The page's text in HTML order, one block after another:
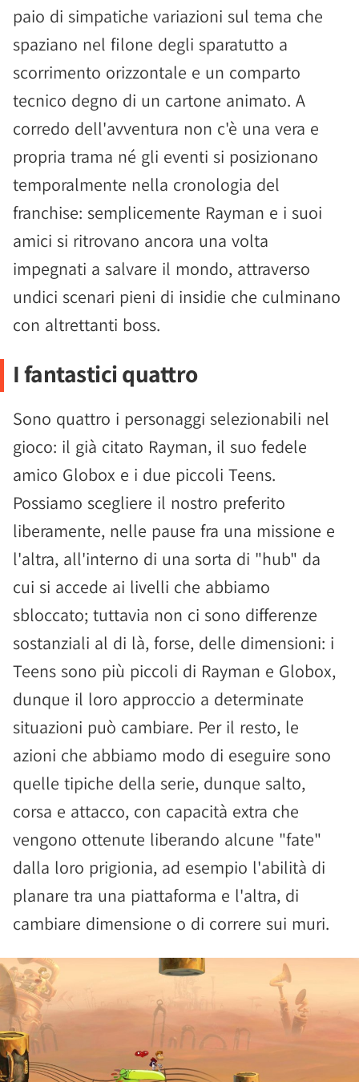
paio di simpatiche variazioni sul tema che
spaziano nel filone degli sparatutto a
scorrimento orizzontale e un comparto
tecnico degno di un cartone animato. A
corredo dell'avventura non c'è una vera e
propria trama né gli eventi si posizionano
temporalmente nella cronologia del
franchise: semplicemente Rayman e i suoi
amici si ritrovano ancora una volta
impegnati a salvare il mondo, attraverso
undici scenari pieni di insidie che culminano
con altrettanti boss.
I fantastici quattro
Sono quattro i personaggi selezionabili nel
gioco: il già citato Rayman, il suo fedele
amico Globox e i due piccoli Teens.
Possiamo scegliere il nostro preferito
liberamente, nelle pause fra una missione e
l'altra, all'interno di una sorta di "hub" da
cui si accede ai livelli che abbiamo
sbloccato; tuttavia non ci sono differenze
sostanziali al di là, forse, delle dimensioni: i
Teens sono più piccoli di Rayman e Globox,
dunque il loro approccio a determinate
situazioni può cambiare. Per il resto, le
azioni che abbiamo modo di eseguire sono
quelle tipiche della serie, dunque salto,
corsa e attacco, con capacità extra che
vengono ottenute liberando alcune "fate"
dalla loro prigionia, ad esempio l'abilità di
planare tra una piattaforma e l'altra, di
cambiare dimensione o di correre sui muri.